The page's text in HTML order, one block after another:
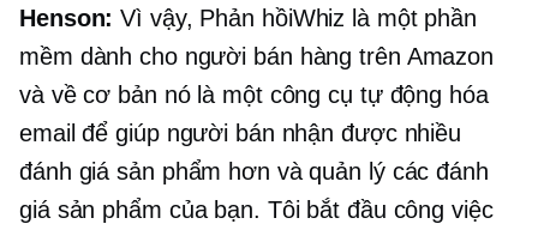
Henson: Vì vậy, Phản hồiWhiz là một phần
mềm dành cho người bán hàng trên Amazon
và về cơ bản nó là một công cụ tự động hóa
email để giúp người bán nhận được nhiều
đánh giá sản phẩm hơn và quản lý các đánh
giá sản phẩm của bạn. Tôi bắt đầu công việc